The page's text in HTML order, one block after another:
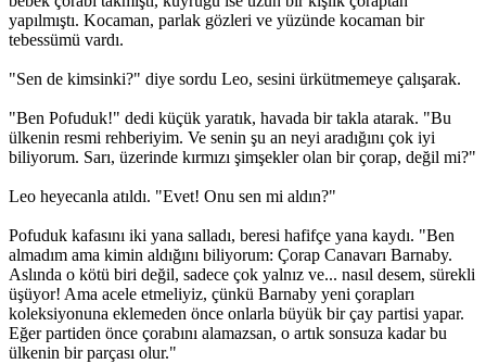
yapılmıştı. Kocaman, parlak gözleri ve yüzünde kocaman bir
tebessümü vardı.
"Sen de kimsinki?" diye sordu Leo, sesini ürkütmemeye çalışarak.
"Ben Pofuduk!" dedi küçük yaratık, havada bir takla atarak. "Bu
ülkenin resmi rehberiyim. Ve senin şu an neyi aradığını çok iyi
biliyorum. Sarı, üzerinde kırmızı şimşekler olan bir çorap, değil mi?"
Leo heyecanla atıldı. "Evet! Onu sen mi aldın?"
Pofuduk kafasını iki yana salladı, beresi hafifçe yana kaydı. "Ben
almadım ama kimin aldığını biliyorum: Çorap Canavarı Barnaby.
Aslında o kötü biri değil, sadece çok yalnız ve... nasıl desem, sürekli
üşüyor! Ama acele etmeliyiz, çünkü Barnaby yeni çorapları
koleksiyonuna eklemeden önce onlarla büyük bir çay partisi yapar.
Eğer partiden önce çorabını alamazsan, o artık sonsuza kadar bu
ülkenin bir parçası olur."